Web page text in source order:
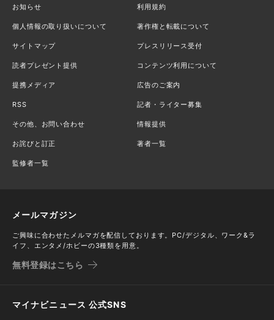
お知らせ 利用規約
個人情報の取り扱いについて 著作権と転載について
サイトマップ プレスリリース受付
読者プレゼント提供 コンテンツ利用について
提携メディア 広告のご案内
RSS 記者・ライター募集
その他、お問い合わせ 情報提供
お詫びと訂正 著者一覧
監修者一覧
メールマガジン
ご興味に合わせたメルマガを配信しております。PC/デジタル、ワーク&ラ
イフ、エンタメ/ホビーの3種類を用意。
無料登録はこちら
マイナビニュース 公式SNS